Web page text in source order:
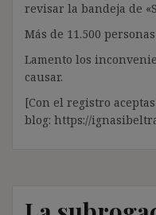
revisar la bandeja de
Más de 11.500
Lamento los
causar.
[Con el registro
blog: https://